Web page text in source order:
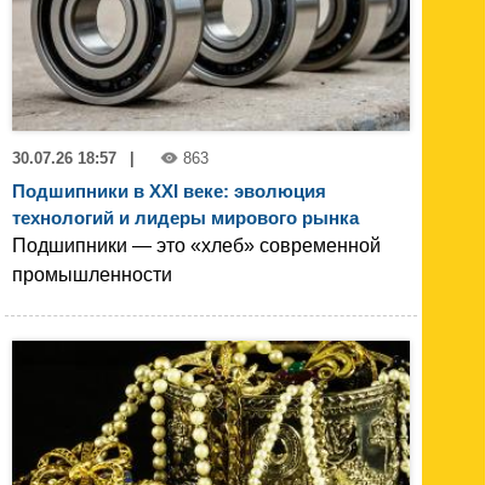
30.07.26 18:57 863
Подшипники в XXI веке: эволюция
технологий и лидеры мирового рынка
Подшипники — это «хлеб» современной
промышленности